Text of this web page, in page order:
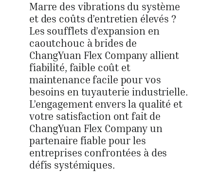
Marre des vibrations du système
et des coûts d’entretien élevés ?
Les soufflets d’expansion en
caoutchouc à brides de
ChangYuan Flex Company allient
fiabilité, faible coût et
maintenance facile pour vos
besoins en tuyauterie industrielle.
L’engagement envers la qualité et
votre satisfaction ont fait de
ChangYuan Flex Company un
partenaire fiable pour les
entreprises confrontées à des
défis systémiques.